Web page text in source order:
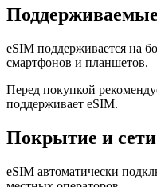
eSIM поддерживается на
смартфонов и планшетов.
Перед покупкой
поддерживает eSIM.
Покрытие и сети
eSIM автоматически